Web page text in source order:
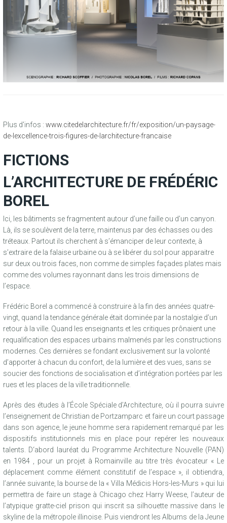
Plus d'infos : www.citedelarchitecture.fr/fr/exposition/un-paysage-
de-lexcellence-trois-figures-de-larchitecture-francaise
FICTIONS
L’ARCHITECTURE DE FRÉDÉRIC
BOREL
Ici, les bâtiments se fragmentent autour d’une faille ou d’un canyon.
Là, ils se soulèvent de la terre, maintenus par des échasses ou des
tréteaux. Partout ils cherchent à s’émanciper de leur contexte, à
s’extraire de la falaise urbaine ou à se libérer du sol pour apparaitre
sur deux ou trois faces, non comme de simples façades plates mais
comme des volumes rayonnant dans les trois dimensions de
l’espace.
Frédéric Borel a commencé à construire à la fin des années quatre-
vingt, quand la tendance générale était dominée par la nostalgie d’un
retour à la ville. Quand les enseignants et les critiques prônaient une
requalification des espaces urbains malmenés par les constructions
modernes. Ces dernières se fondant exclusivement sur la volonté
d’apporter à chacun du confort, de la lumière et des vues, sans se
soucier des fonctions de socialisation et d’intégration portées par les
rues et les places de la ville traditionnelle.
Après des études à l’École Spéciale d’Architecture, où il pourra suivre
l’enseignement de Christian de Portzamparc et faire un court passage
dans son agence, le jeune homme sera rapidement remarqué par les
dispositifs institutionnels mis en place pour repérer les nouveaux
talents. D‘abord lauréat du Programme Architecture Nouvelle (PAN)
en 1984 , pour un projet à Romainville au titre très évocateur « Le
déplacement comme élément constitutif de l’espace », il obtiendra,
l’année suivante, la bourse de la « Villa Médicis Hors-les-Murs » qui lui
permettra de faire un stage à Chicago chez Harry Weese, l’auteur de
l’atypique gratte-ciel prison qui inscrit sa silhouette massive dans le
skyline de la métropole illinoise. Puis viendront les Albums de la Jeune